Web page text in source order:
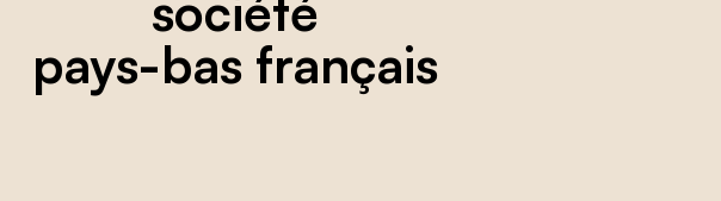
pays-bas français